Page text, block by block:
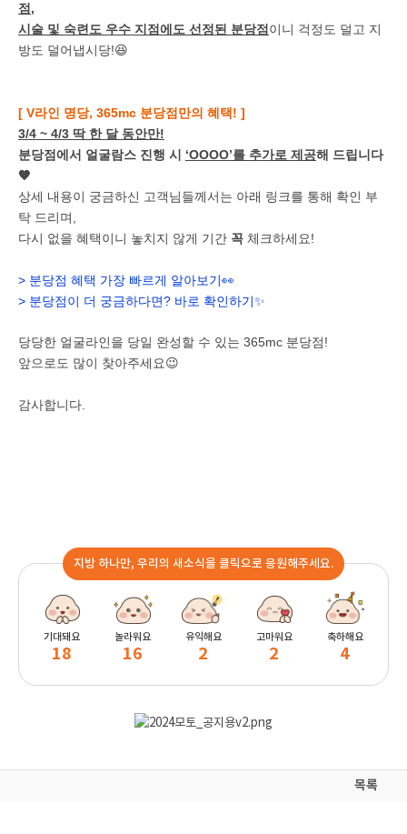
점,
시술 및 숙련도 우수 지점에도 선정된 분당점 이니 걱정도 덜고 지
방도 덜어냅시당!😆
[ V라인 명당, 365mc 분당점만의 혜택! ]
3/4 ~ 4/3 딱 한 달 동안만!
분당점에서 얼굴람스 진행 시 ‘OOOO’를 추가로 제공해 드립니다
🧡
상세 내용이 궁금하신 고객님들께서는 아래 링크를 통해 확인 부
탁 드리며,
다시 없을 혜택이니 놓치지 않게 기간 꼭 체크하세요!
> 분당점 혜택 가장 빠르게 알아보기👀
> 분당점이 더 궁금하다면? 바로 확인하기✨
당당한 얼굴라인을 당일 완성할 수 있는 365mc 분당점!
앞으로도 많이 찾아주세요😉
감사합니다.
지방 하나만, 우리의 새소식을 클릭으로 응원해주세요.
기대돼요
18
놀라워요
16
유익해요
2
고마워요
2
축하해요
4
목록